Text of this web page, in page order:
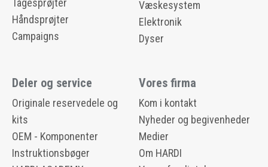
Tågesprøjter
Håndsprøjter
Campaigns
Væskesystem
Elektronik
Dyser
Deler og service
Originale reservedele og
kits
OEM - Komponenter
Instruktionsbøger
Vores firma
Kom i kontakt
Nyheder og begivenheder
Medier
Om HARDI